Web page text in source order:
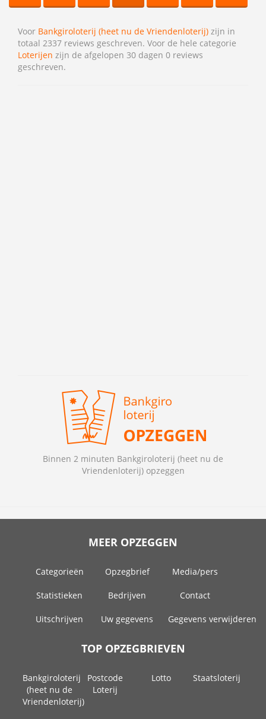
Voor Bankgiroloterij (heet nu de Vriendenloterij) zijn in
totaal 2337 reviews geschreven. Voor de hele categorie
Loterijen zijn de afgelopen 30 dagen 0 reviews
geschreven.
Binnen 2 minuten Bankgiroloterij (heet nu de
Vriendenloterij) opzeggen
MEER OPZEGGEN
Categorieën Opzegbrief Media/pers
Statistieken Bedrijven Contact
Uitschrijven Uw gegevens Gegevens verwijderen
TOP OPZEGBRIEVEN
Bankgiroloterij
(heet nu de
Vriendenloterij)
Postcode
Loterij
Lotto Staatsloterij